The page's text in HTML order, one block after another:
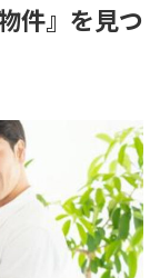
件』を見つ